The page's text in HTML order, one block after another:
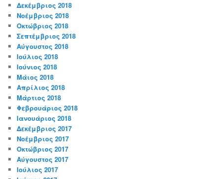
Δεκέμβριος 2018
Νοέμβριος 2018
Οκτώβριος 2018
Σεπτέμβριος 2018
Αύγουστος 2018
Ιούλιος 2018
Ιούνιος 2018
Μάιος 2018
Απρίλιος 2018
Μάρτιος 2018
Φεβρουάριος 2018
Ιανουάριος 2018
Δεκέμβριος 2017
Νοέμβριος 2017
Οκτώβριος 2017
Αύγουστος 2017
Ιούλιος 2017